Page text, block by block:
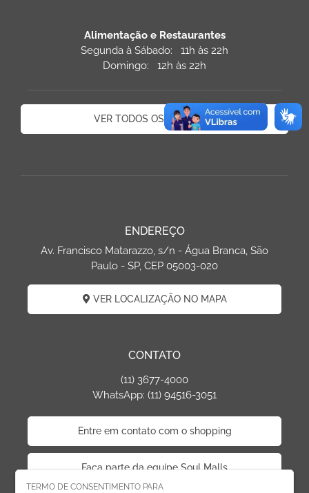
TERMO DE CONSENTIMENTO PARA
Alimentação e Restaurantes
Segunda à Sábado: 11h às 22h
Domingo: 12h às 22h
VER TODOS OS HORÁRIOS
ENDEREÇO
Av. Francisco Matarazzo, s/n - Água Branca, São
Paulo - SP, CEP 05003-020
VER LOCALIZAÇÃO NO MAPA
CONTATO
(11) 3677-4000
WhatsApp: (11) 94516-3051
Entre em contato com o shopping
Faça parte da equipe Soul Malls